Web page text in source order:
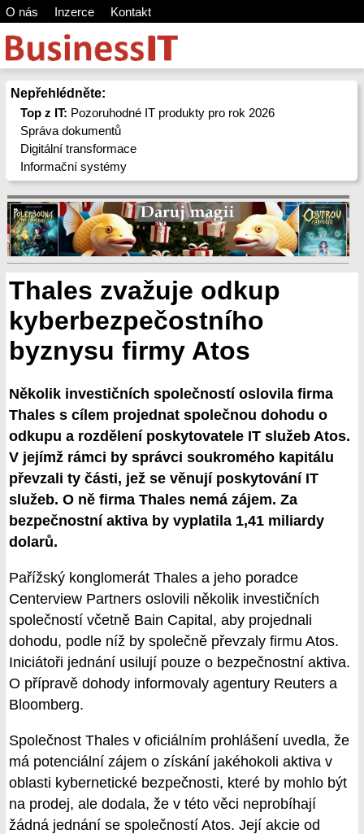
O nás Inzerce Kontakt
Nepřehlédněte:
Top z IT: Pozoruhodné IT produkty pro rok 2026
Správa dokumentů
Digitální transformace
Informační systémy
Thales zvažuje odkup
kyberbezpečostního
byznysu firmy Atos
Několik investičních společností oslovila firma
Thales s cílem projednat společnou dohodu o
odkupu a rozdělení poskytovatele IT služeb Atos.
V jejímž rámci by správci soukromého kapitálu
převzali ty části, jež se věnují poskytování IT
služeb. O ně firma Thales nemá zájem. Za
bezpečnostní aktiva by vyplatila 1,41 miliardy
dolarů.
Pařížský konglomerát Thales a jeho poradce
Centerview Partners oslovili několik investičních
společností včetně Bain Capital, aby projednali
dohodu, podle níž by společně převzaly firmu Atos.
Iniciátoři jednání usilují pouze o bezpečnostní aktiva.
O přípravě dohody informovaly agentury Reuters a
Bloomberg.
Společnost Thales v oficiálním prohlášení uvedla, že
má potenciální zájem o získání jakéhokoli aktiva v
oblasti kybernetické bezpečnosti, které by mohlo být
na prodej, ale dodala, že v této věci neprobíhají
žádná jednání se společností Atos. Její akcie od